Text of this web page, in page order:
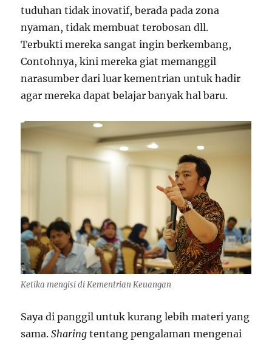
tuduhan tidak inovatif, berada pada zona
nyaman, tidak membuat terobosan dll.
Terbukti mereka sangat ingin berkembang,
Contohnya, kini mereka giat memanggil
narasumber dari luar kementrian untuk hadir
agar mereka dapat belajar banyak hal baru.
Ketika mengisi di Kementrian Keuangan
Saya di panggil untuk kurang lebih materi yang
sama.Sharing tentang pengalaman mengenai